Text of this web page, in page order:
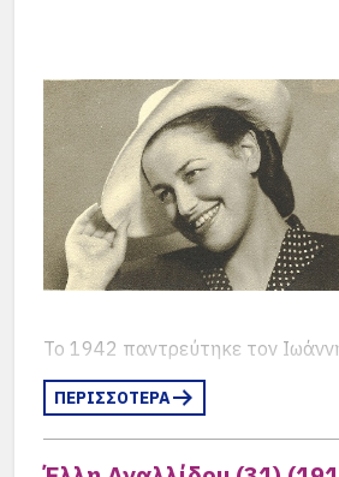
Το 1942 παντρεύτηκε τον
Το 1936, κατά την διάρκεια
Λύκειο των Ελληνίδων, ως
Βερολίνο.
ΠΕΡΙΣΣΟΤΕΡΑ